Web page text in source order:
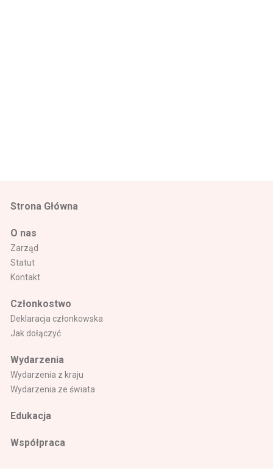
Strona Główna
O nas
Zarząd
Statut
Kontakt
Członkostwo
Deklaracja członkowska
Jak dołączyć
Wydarzenia
Wydarzenia z kraju
Wydarzenia ze świata
Edukacja
Współpraca